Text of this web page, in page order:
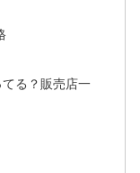
る？販売店一